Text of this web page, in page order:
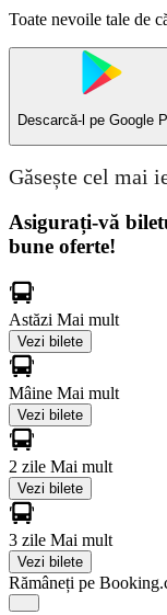
Toate nevoile tale de
Descarcă-l pe Google
Găsește cel mai
Asigurați-vă
bune oferte!
Astăzi Mai mult
Vezi bilete
Mâine Mai mult
Vezi bilete
2 zile Mai mult
Vezi bilete
3 zile Mai mult
Vezi bilete
Rămâneți pe